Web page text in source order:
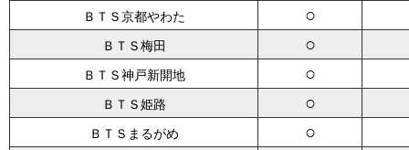
ＢＴＳ京都やわた ○
ＢＴＳ梅田 ○
ＢＴＳ神戸新開地 ○
ＢＴＳ姫路 ○
ＢＴＳまるがめ ○